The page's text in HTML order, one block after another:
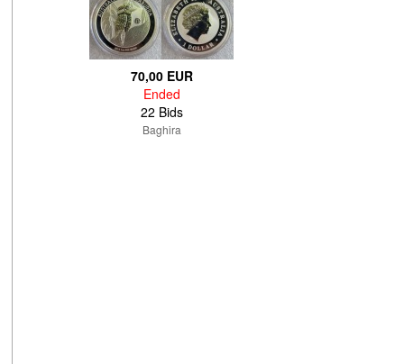
70,00 EUR
Ended
22 Bids
Baghira